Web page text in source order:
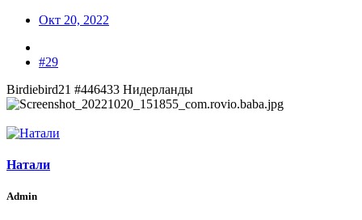
Окт 20, 2022
#29
Birdiebird21 #446433 Нидерланды
Натали
Admin